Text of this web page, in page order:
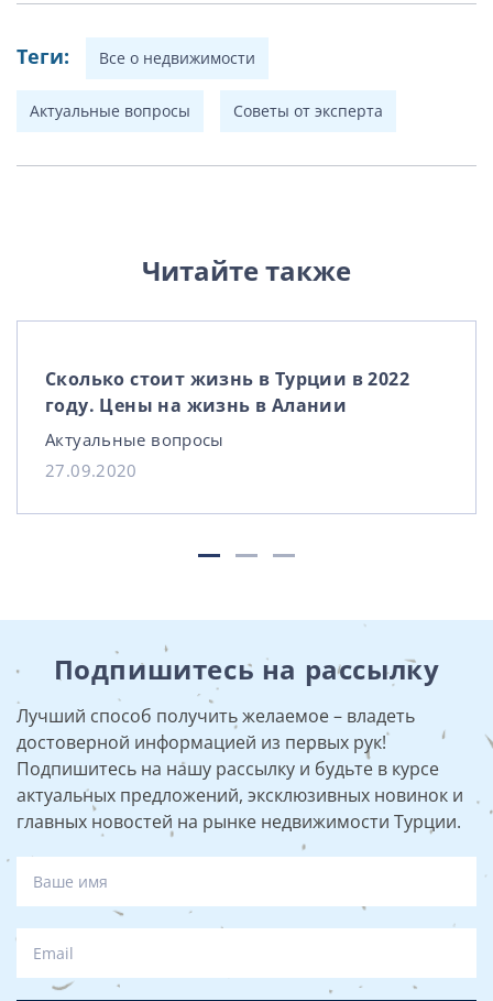
Теги: Все о недвижимости
Актуальные вопросы Советы от эксперта
Читайте также
Сколько стоит жизнь в Турции в 2022
году. Цены на жизнь в Алании
Актуальные вопросы
27.09.2020
Подпишитесь на рассылку
Лучший способ получить желаемое – владеть
достоверной информацией из первых рук!
Подпишитесь на нашу рассылку и будьте в курсе
актуальных предложений, эксклюзивных новинок и
главных новостей на рынке недвижимости Турции.